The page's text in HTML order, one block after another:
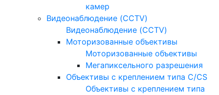
камер
Видеонаблюдение (CCTV)
Видеонаблюдение (CCTV)
Моторизованные объективы
Моторизованные объективы
Мегапиксельного разрешения
Объективы с креплением типа C/CS
Объективы с креплением типа